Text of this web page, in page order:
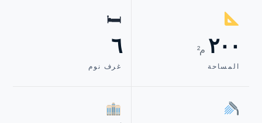
٢٠٠ م²
المساحة
🛏
٦
غرف نوم